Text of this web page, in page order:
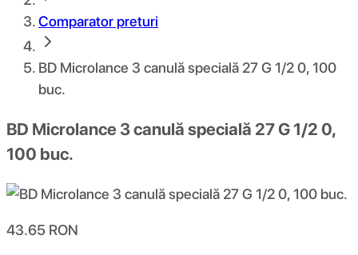
Comparator preturi
BD Microlance 3 canulă specială 27 G 1/2 0, 100
buc.
BD Microlance 3 canulă specială 27 G 1/2 0,
100 buc.
43.65 RON